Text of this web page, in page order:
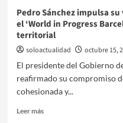
Pedro Sánchez impulsa
el ‘World in Progress
territorial
soloactualidad octubre 15,
El presidente del Gobierno
reafirmado su compromiso
cohesionada y...
Leer más